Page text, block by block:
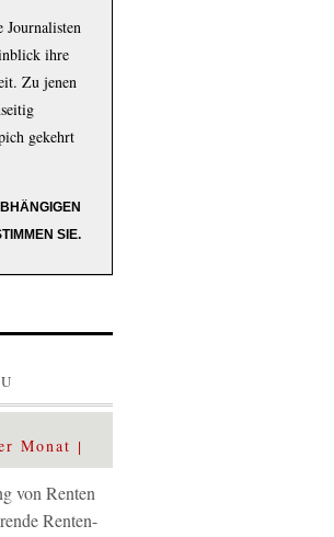
Journalisten
ihre
Zu jenen
gekehrt
SIE.
Monat
von Renten
Renten-